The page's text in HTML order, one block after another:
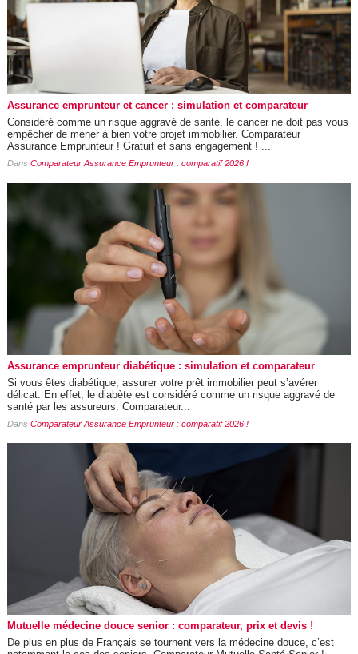
Assurance emprunteur et cancer : simulation et comparateur
Considéré comme un risque aggravé de santé, le cancer ne doit pas vous
empêcher de mener à bien votre projet immobilier. Comparateur
Assurance Emprunteur ! Gratuit et sans engagement ! ...
Dans Comparateur Assurance Emprunteur : comparatif 2026 !
Assurance emprunteur diabétique : simulation et comparateur
Si vous êtes diabétique, assurer votre prêt immobilier peut s’avérer
délicat. En effet, le diabète est considéré comme un risque aggravé de
santé par les assureurs. Comparateur...
Dans Comparateur Assurance Emprunteur : comparatif 2026 !
Mutuelle médecine douce senior : comparateur, prix et devis !
De plus en plus de Français se tournent vers la médecine douce, c’est